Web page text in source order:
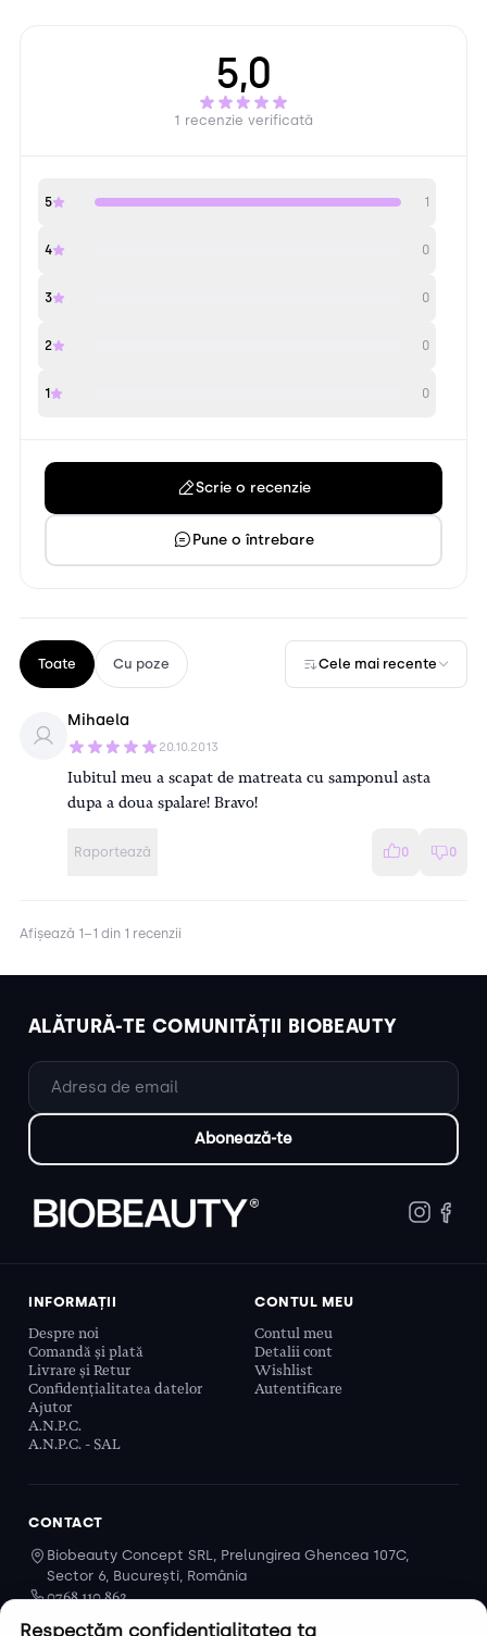
5,0
1 recenzie verificată
5 1
4 0
3 0
2 0
1 0
Scrie o recenzie
Pune o întrebare
Toate Cu poze Cele mai recente
Mihaela
20.10.2013
Iubitul meu a scapat de matreata cu samponul asta
dupa a doua spalare! Bravo!
Raportează 0 0
Afișează 1–1 din 1 recenzii
ALĂTURĂ-TE COMUNITĂȚII BIOBEAUTY
INFORMAȚII
Despre noi
Comandă și plată
Livrare și Retur
Confidențialitatea datelor
Ajutor
A.N.P.C.
A.N.P.C. - SAL
CONTUL MEU
Contul meu
Detalii cont
Wishlist
Autentificare
CONTACT
Biobeauty Concept SRL, Prelungirea Ghencea 107C,
Sector 6, București, România
0768 110 863
Respectăm confidențialitatea ta